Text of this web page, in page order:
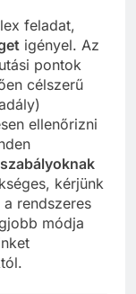
feladat,
igényel. Az
pontok
célszerű
ellenőrizni
kérjünk
rendszeres
módja